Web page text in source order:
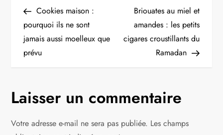
a
v
g
a
PostCookies maison :
pourquoi ils ne sont
jamais aussi moelleux que
prévu
Post
Briouates au miel et
amandes : les petits
cigares croustillants du
Ramadan
Laisser un commentaire
Votre adresse e-mail ne sera pas publiée. Les champs